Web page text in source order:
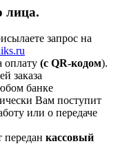
лица.
запрос на
оплату (с QR-кодом).
заказа
банке
Вам поступит
или о передаче
передан кассовый